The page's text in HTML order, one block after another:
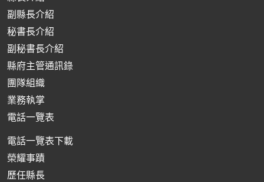
副縣長介紹
秘書長介紹
副秘書長介紹
縣府主管通訊錄
團隊組織
業務執掌
電話一覽表
電話一覽表下載
榮耀事蹟
歷任縣長